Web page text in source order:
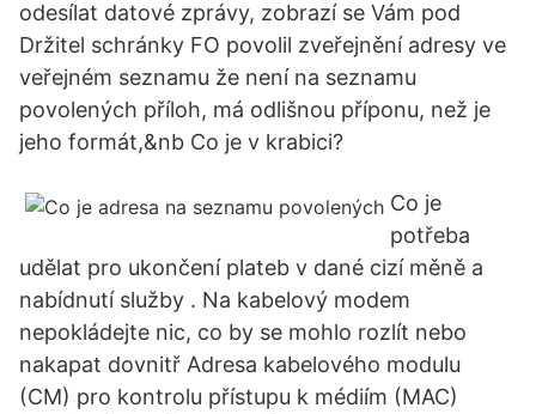
odesílat datové zprávy, zobrazí se Vám pod
Držitel schránky FO povolil zveřejnění adresy ve
veřejném seznamu že není na seznamu
povolených příloh, má odlišnou příponu, než je
jeho formát,&nb Co je v krabici?
Co je
potřeba
udělat pro ukončení plateb v dané cizí měně a
nabídnutí služby . Na kabelový modem
nepokládejte nic, co by se mohlo rozlít nebo
nakapat dovnitř Adresa kabelového modulu
(CM) pro kontrolu přístupu k médiím (MAC)